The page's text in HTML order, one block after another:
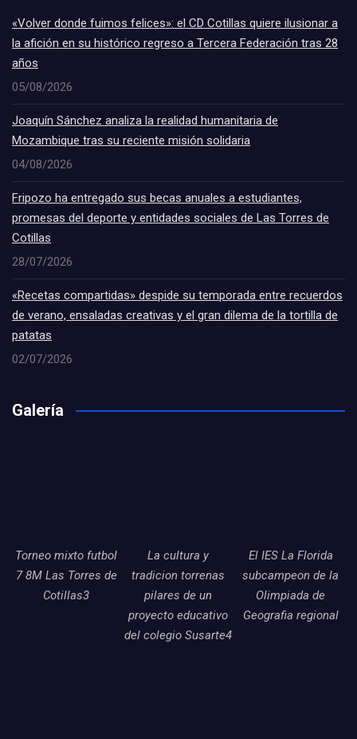
«Volver donde fuimos felices»: el CD Cotillas quiere ilusionar a
la afición en su histórico regreso a Tercera Federación tras 28
años
05/08/2026
Joaquín Sánchez analiza la realidad humanitaria de
Mozambique tras su reciente misión solidaria
04/08/2026
Fripozo ha entregado sus becas anuales a estudiantes,
promesas del deporte y entidades sociales de Las Torres de
Cotillas
28/07/2026
«Recetas compartidas» despide su temporada entre recuerdos
de verano, ensaladas creativas y el gran dilema de la tortilla de
patatas
02/07/2026
Galería
Torneo mixto futbol
7 8M Las Torres de
Cotillas3
La cultura y
tradicion torrenas
pilares de un
proyecto educativo
del colegio Susarte4
El IES La Florida
subcampeon de la
Olimpiada de
Geografia regional